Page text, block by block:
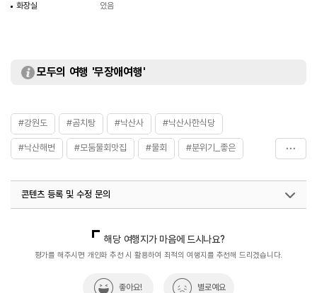
화장실
있음
모두의 여행 '무장애여행'
#강원도 #곰치탕 #낙산사 #낙산사한식당
#낙산해변 #모둠물회맛집 #물회 #분위기_좋은
#회덥밥 #횟집
콘텐츠 등록 및 수정 문의
해당 여행지가 마음에 드시나요?
평가를 해주시면 개인화 추천 시 활용하여 최적의 여행지를 추천해 드리겠습니다.
좋아요! 별로예요